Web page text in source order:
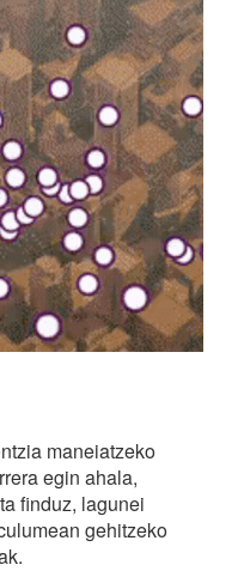
maneiatzeko
egin ahala,
finduz, lagunei
gehitzeko